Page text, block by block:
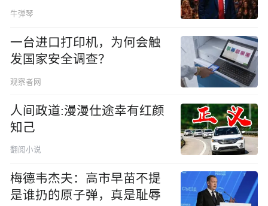
牛弹琴
一台进口打印机，为何会触
发国家安全调查？
观察者网
人间政道:漫漫仕途幸有红颜
知己
翻阅小说
梅德韦杰夫：高市早苗不提
是谁扔的原子弹，真是耻辱